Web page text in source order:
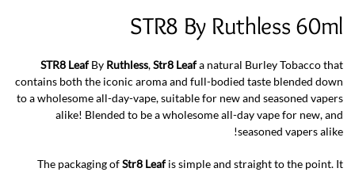
STR8 By Ruthless 60ml
STR8 LeafBy Ruthless,Str8 Leafa natural Burley Tobacco that
contains both the iconic aroma and full-bodied taste blended down
to a wholesome all-day-vape, suitable for new and seasoned vapers
alike! Blended to be a wholesome all-day vape for new, and
seasoned vapers alike!
The packaging ofStr8 Leafis simple and straight to the point. It